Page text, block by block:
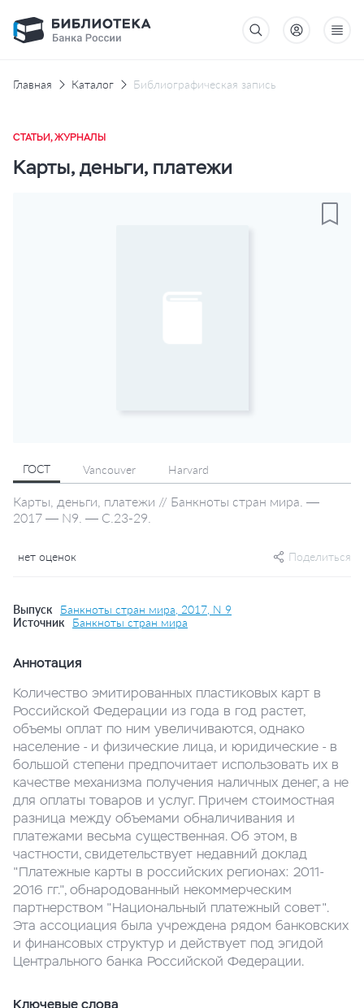
Главная Каталог Библиографическая запись
СТАТЬИ, ЖУРНАЛЫ
Карты, деньги, платежи
ГОСТ Vancouver Harvard
Карты, деньги, платежи // Банкноты стран мира. —
2017 — N9. — С.23-29.
нет оценок Поделиться
Выпуск
Банкноты стран мира, 2017, N 9
Источник
Банкноты стран мира
Аннотация
Количество эмитированных пластиковых карт в
Российской Федерации из года в год растет,
объемы оплат по ним увеличиваются, однако
население - и физические лица, и юридические - в
большой степени предпочитает использовать их в
качестве механизма получения наличных денег, а не
для оплаты товаров и услуг. Причем стоимостная
разница между объемами обналичивания и
платежами весьма существенная. Об этом, в
частности, свидетельствует недавний доклад
"Платежные карты в российских регионах: 2011-
2016 гг.", обнародованный некоммерческим
партнерством "Национальный платежный совет".
Эта ассоциация была учреждена рядом банковских
и финансовых структур и действует под эгидой
Центрального банка Российской Федерации.
Ключевые слова